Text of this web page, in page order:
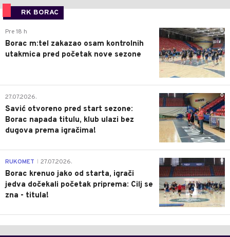
RK BORAC
0
Pre 18 h
Borac m:tel zakazao osam kontrolnih
utakmica pred početak nove sezone
0
27.07.2026.
Savić otvoreno pred start sezone:
Borac napada titulu, klub ulazi bez
dugova prema igračima!
0
RUKOMET 27.07.2026.
Borac krenuo jako od starta, igrači
jedva dočekali početak priprema: Cilj se
zna - titula!